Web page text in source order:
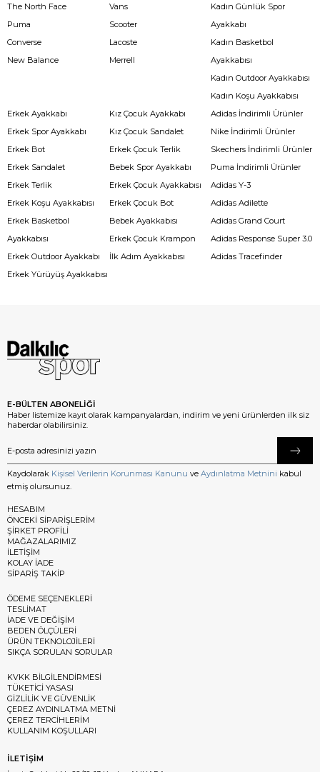
The North Face
Puma
Converse
New Balance
Vans
Scooter
Lacoste
Merrell
Kadın Günlük Spor
Ayakkabı
Kadın Basketbol
Ayakkabısı
Kadın Outdoor Ayakkabısı
Kadın Koşu Ayakkabısı
Erkek Ayakkabı
Erkek Spor Ayakkabı
Erkek Bot
Erkek Sandalet
Erkek Terlik
Erkek Koşu Ayakkabısı
Erkek Basketbol
Ayakkabısı
Erkek Outdoor Ayakkabı
Erkek Yürüyüş Ayakkabısı
Kız Çocuk Ayakkabı
Kız Çocuk Sandalet
Erkek Çocuk Terlik
Bebek Spor Ayakkabı
Erkek Çocuk Ayakkabısı
Erkek Çocuk Bot
Bebek Ayakkabısı
Erkek Çocuk Krampon
İlk Adım Ayakkabısı
Adidas İndirimli Ürünler
Nike İndirimli Ürünler
Skechers İndirimli Ürünler
Puma İndirimli Ürünler
Adidas Y-3
Adidas Adilette
Adidas Grand Court
Adidas Response Super 3.0
Adidas Tracefinder
E-BÜLTEN ABONELİĞİ
Haber listemize kayıt olarak kampanyalardan, indirim ve yeni ürünlerden ilk siz
haberdar olabilirsiniz.
Kaydolarak Kişisel Verilerin Korunması Kanunu ve Aydınlatma Metnini kabul
etmiş olursunuz.
HESABIM
ÖNCEKİ SİPARİŞLERİM
ŞİRKET PROFİLİ
MAĞAZALARIMIZ
İLETİŞİM
KOLAY İADE
SİPARİŞ TAKİP
ÖDEME SEÇENEKLERİ
TESLİMAT
İADE VE DEĞİŞİM
BEDEN ÖLÇÜLERİ
ÜRÜN TEKNOLOJİLERİ
SIKÇA SORULAN SORULAR
KVKK BİLGİLENDİRMESİ
TÜKETİCİ YASASI
GİZLİLİK VE GÜVENLİK
ÇEREZ AYDINLATMA METNİ
ÇEREZ TERCİHLERİM
KULLANIM KOŞULLARI
İLETİŞİM